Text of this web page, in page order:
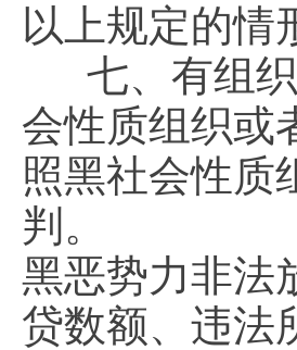
以上规定的情
七、有组
会性质组织或
照黑社会性质
判。
黑恶势力非法
贷数额、违法